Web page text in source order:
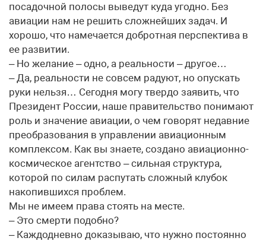
посадочной полосы выведут куда угодно. Без
авиации нам не решить сложнейших задач. И
хорошо, что намечается добротная перспектива в
ее развитии.
– Но желание – одно, а реальности – другое…
– Да, реальности не совсем радуют, но опускать
руки нельзя… Сегодня могу твердо заявить, что
Президент России, наше правительство понимают
роль и значение авиации, о чем говорят недавние
преобразования в управлении авиационным
комплексом. Как вы знаете, создано авиационно-
космическое агентство – сильная структура,
которой по силам распутать сложный клубок
накопившихся проблем.
Мы не имеем права стоять на месте.
– Это смерти подобно?
– Каждодневно доказываю, что нужно постоянно